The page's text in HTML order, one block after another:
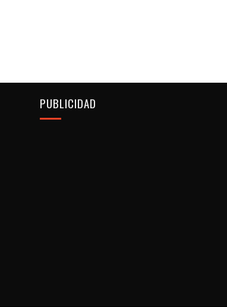
PUBLICIDAD